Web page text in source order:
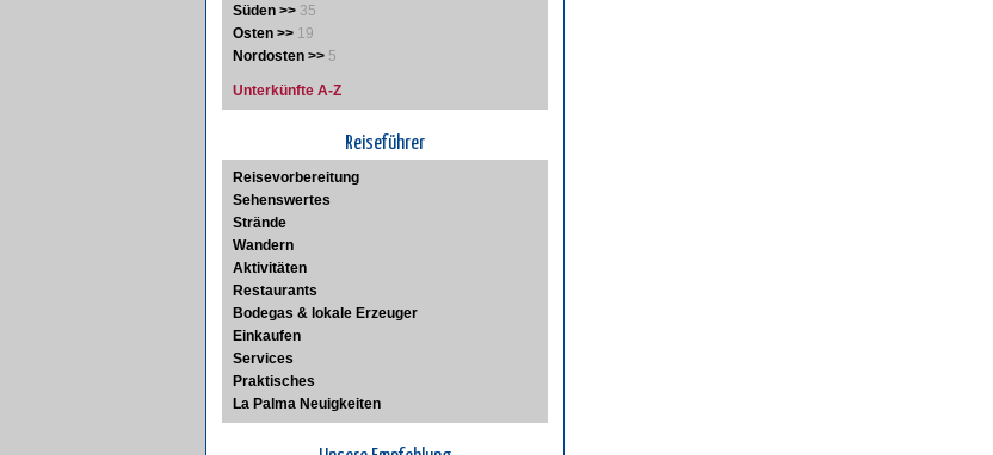
Süden >> 35
Osten >> 19
Nordosten >> 5
Unterkünfte A-Z
Reiseführer
Reisevorbereitung
Sehenswertes
Strände
Wandern
Aktivitäten
Restaurants
Bodegas & lokale Erzeuger
Einkaufen
Services
Praktisches
La Palma Neuigkeiten